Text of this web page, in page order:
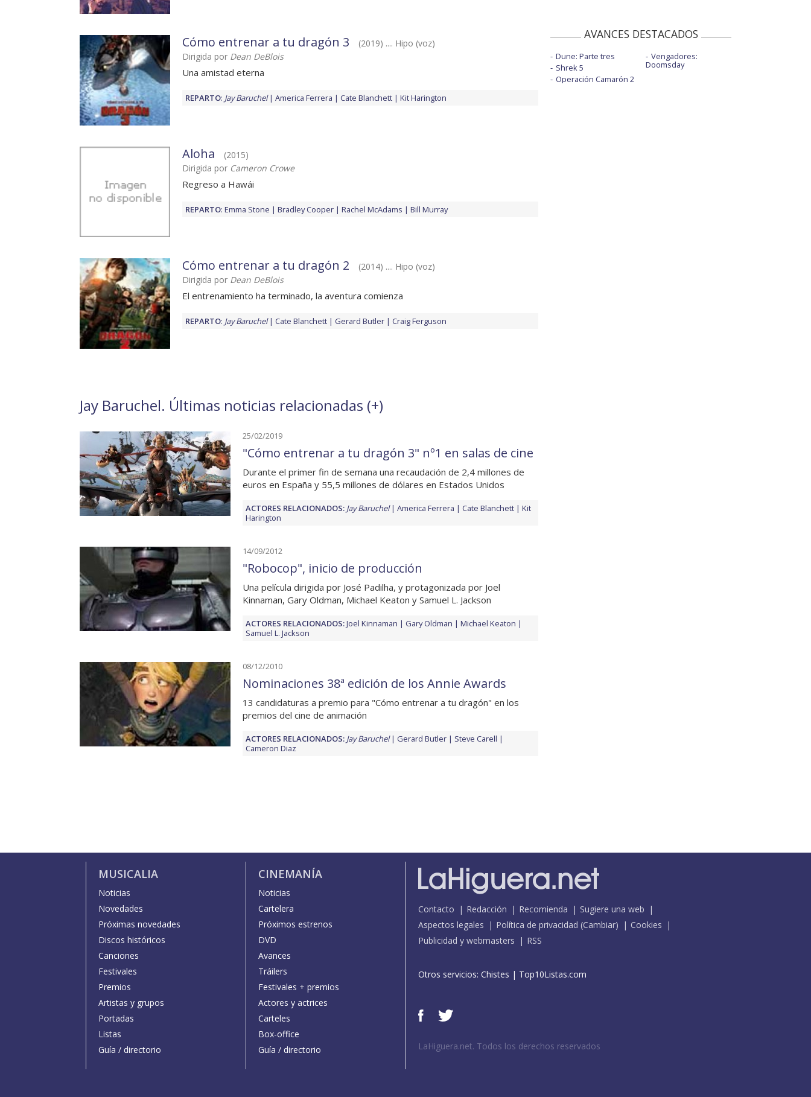
Cómo entrenar a tu dragón 3
(2019) .... Hipo (voz)
Dirigida por Dean DeBlois
Una amistad eterna
REPARTO: Jay Baruchel America Ferrera Cate Blanchett Kit Harington
Aloha
(2015)
Dirigida por Cameron Crowe
Regreso a Hawái
REPARTO: Emma Stone Bradley Cooper Rachel McAdams Bill Murray
Cómo entrenar a tu dragón 2
(2014) .... Hipo (voz)
Dirigida por Dean DeBlois
El entrenamiento ha terminado, la aventura comienza
REPARTO: Jay Baruchel Cate Blanchett Gerard Butler Craig Ferguson
Jay Baruchel. Últimas noticias relacionadas (+)
25/02/2019
"Cómo entrenar a tu dragón 3" nº1 en salas de cine
Durante el primer fin de semana una recaudación de 2,4 millones de
euros en España y 55,5 millones de dólares en Estados Unidos
ACTORES RELACIONADOS: Jay Baruchel America Ferrera Cate Blanchett
Kit
Harington
14/09/2012
"Robocop", inicio de producción
Una película dirigida por José Padilha, y protagonizada por Joel
Kinnaman, Gary Oldman, Michael Keaton y Samuel L. Jackson
ACTORES RELACIONADOS:Joel Kinnaman Gary Oldman
Michael Keaton
Samuel L. Jackson
08/12/2010
Nominaciones 38ª edición de los Annie Awards
13 candidaturas a premio para "Cómo entrenar a tu dragón" en los
premios del cine de animación
ACTORES RELACIONADOS: Jay Baruchel Gerard Butler
Steve Carell
Cameron Diaz
AVANCES DESTACADOS
Dune: Parte tres
Shrek 5
Operación Camarón 2
Vengadores:
Doomsday
MUSICALIA
Noticias
Novedades
Próximas novedades
Discos históricos
Canciones
Festivales
Premios
Artistas y grupos
Portadas
Listas
Guía / directorio
CINEMANÍA
Noticias
Cartelera
Próximos estrenos
DVD
Avances
Tráilers
Festivales + premios
Actores y actrices
Carteles
Box-office
Guía / directorio
Contacto Redacción Recomienda
Sugiere una web
Aspectos legales
Política de privacidad (Cambiar)
Cookies
Publicidad y webmasters
RSS
Otros servicios: Chistes | Top10Listas.com
LaHiguera.net. Todos los derechos reservados